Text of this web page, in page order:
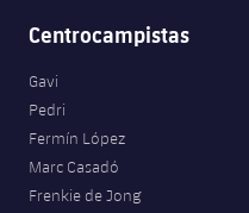
Centrocampistas
Gavi
Pedri
Fermín López
Marc Casadó
Frenkie de Jong